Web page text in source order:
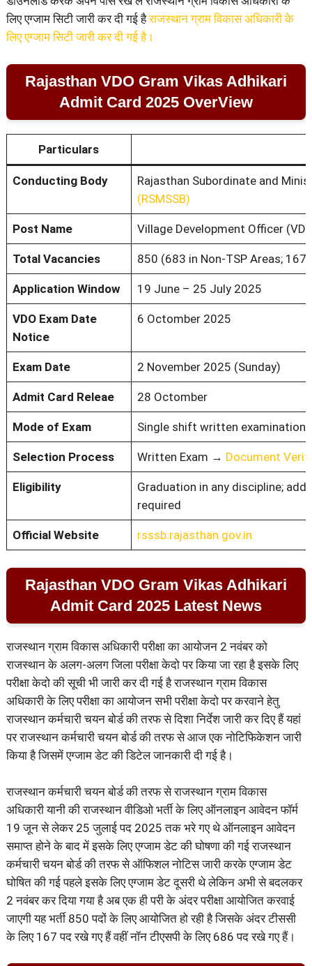
लिए एग्जाम सिटी जारी कर दी गई हैराजस्थान ग्राम विकास अधिकारी के
लिए एग्जाम सिटी जारी कर दी गई है।
Rajasthan VDO Gram Vikas Adhikari
Admit Card 2025 OverView
Particulars
Conducting Body
Rajasthan Subordinate and
(RSMSSB)
Post Name Village Development Officer
Total Vacancies 850 (683 in Non‑TSP Areas; 167
Application Window 19 June – 25 July 2025
VDO Exam Date
Notice
6 Octomber 2025
Exam Date 2 November 2025 (Sunday)
Admit Card Releae 28 Octomber
Mode of Exam Single shift written examination
Selection Process Written Exam → Document
Eligibility
Graduation in any discipline;
required
Official Website rsssb.rajasthan.gov.in
Rajasthan VDO Gram Vikas Adhikari
Admit Card 2025 Latest News
राजस्थान ग्राम विकास अधिकारी परीक्षा का आयोजन 2 नवंबर को
राजस्थान के अलग-अलग जिला परीक्षा केदो पर किया जा रहा है इसके लिए
परीक्षा केदो की सूची भी जारी कर दी गई है राजस्थान ग्राम विकास
अधिकारी के लिए परीक्षा का आयोजन सभी परीक्षा केदो पर करवाने हेतु
राजस्थान कर्मचारी चयन बोर्ड की तरफ से दिशा निर्देश जारी कर दिए हैं यहां
पर राजस्थान कर्मचारी चयन बोर्ड की तरफ से आज एक नोटिफिकेशन जारी
किया है जिसमें एग्जाम डेट की डिटेल जानकारी दी गई है।
राजस्थान कर्मचारी चयन बोर्ड की तरफ से राजस्थान ग्राम विकास
अधिकारी यानी की राजस्थान वीडिओ भर्ती के लिए ऑनलाइन आवेदन फॉर्म
19 जून से लेकर 25 जुलाई पद 2025 तक भरे गए थे ऑनलाइन आवेदन
समाप्त होने के बाद में इसके लिए एग्जाम डेट की घोषणा की गई राजस्थान
कर्मचारी चयन बोर्ड की तरफ से ऑफिशल नोटिस जारी करके एग्जाम डेट
घोषित की गई पहले इसके लिए एग्जाम डेट दूसरी थे लेकिन अभी से बदलकर
2 नवंबर कर दिया गया है अब एक ही परी के अंदर परीक्षा आयोजित करवाई
जाएगी यह भर्ती 850 पदों के लिए आयोजित हो रही है जिसके अंदर टीससी
के लिए 167 पद रखे गए हैं वहीं नॉन टीएसपी के लिए 686 पद रखे गए हैं।